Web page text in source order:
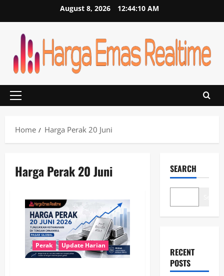
August 8, 2026 12:44:10 AM
Primary
Home
Harga Perak 20 Juni
Harga Perak 20 Juni
Perak Update Harian
SEARCH
RECENT
POSTS